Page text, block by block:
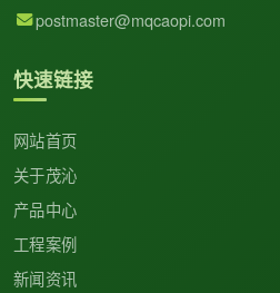
postmaster@mqcaopi.com
快速链接
网站首页
关于茂沁
产品中心
工程案例
新闻资讯